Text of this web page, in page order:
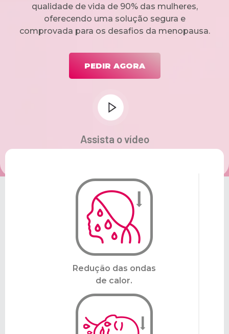
qualidade de vida de 90% das mulheres,
oferecendo uma solução segura e
comprovada para os desafios da menopausa.
PEDIR AGORA
Assista o vídeo
Redução das ondas
de calor.